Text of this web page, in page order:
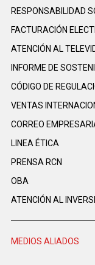
RESPONSABILIDAD
FACTURACIÓN
ATENCIÓN AL
INFORME DE
CÓDIGO DE
VENTAS
CORREO
LINEA ÉTICA
PRENSA RCN
OBA
ATENCIÓN AL
MEDIOS ALIADOS